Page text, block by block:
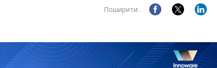
Поширити: